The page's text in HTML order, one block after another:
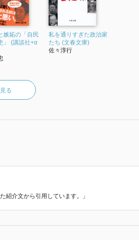
嫉妬の「自民
」 (講談社+α
私を通りすぎた政治家
たち (文春文庫)
佐々淳行
る
紹介文から引用しています。」